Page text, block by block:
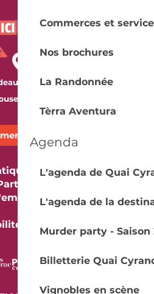
Commerces et
Nos brochures
La Randonnée
Tèrra Aventura
Agenda
L'agenda de Quai
L'agenda de la
Murder party - Saison
Billetterie Quai
Vignobles en scène
venir ?
& stage